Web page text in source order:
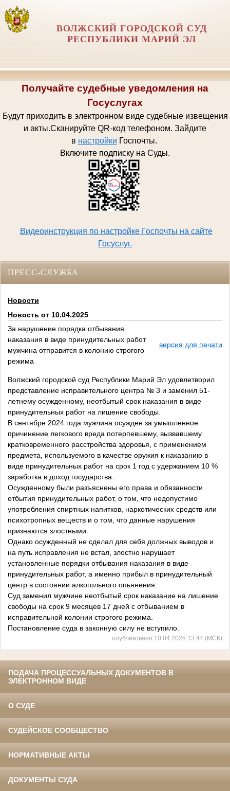
ВОЛЖСКИЙ ГОРОДСКОЙ СУД
РЕСПУБЛИКИ МАРИЙ ЭЛ
Получайте судебные уведомления на
Госуслугах
Будут приходить в электронном виде судебные извещения
и акты.Сканируйте QR-код телефоном. Зайдите
в настройки Госпочты.
Включите подписку на Суды.
Видеоинструкция по настройке Госпочты на сайте
Госуслуг.
ПРЕСС-СЛУЖБА
Новости
Новость от 10.04.2025
За нарушение порядка отбывания
наказания в виде принудительных работ
мужчина отправится в колонию строгого
режима
версия для печати
Волжский городской суд Республики Марий Эл удовлетворил
представление исправительного центра № 3 и заменил 51-
летнему осужденному, неотбытый срок наказания в виде
принудительных работ на лишение свободы.
В сентябре 2024 года мужчина осужден за умышленное
причинение легкового вреда потерпевшему, вызвавшему
кратковременного расстройства здоровья, с применением
предмета, используемого в качестве оружия к наказанию в
виде принудительных работ на срок 1 год с удержанием 10 %
заработка в доход государства.
Осужденному были разъяснены его права и обязанности
отбытия принудительных работ, о том, что недопустимо
употребления спиртных напитков, наркотических средств или
психотропных веществ и о том, что данные нарушения
признаются злостными.
Однако осужденный не сделал для себя должных выводов и
на путь исправления не встал, злостно нарушает
установленные порядки отбывания наказания в виде
принудительных работ, а именно прибыл в принудительный
центр в состоянии алкогольного опьянения.
Суд заменил мужчине неотбытый срок наказание на лишение
свободы на срок 9 месяцев 17 дней с отбыванием в
исправительной колонии строгого режима.
Постановление суда в законную силу не вступило.
опубликовано 10.04.2025 13:44 (МСК)
ПОДАЧА ПРОЦЕССУАЛЬНЫХ ДОКУМЕНТОВ В
ЭЛЕКТРОННОМ ВИДЕ
О СУДЕ
СУДЕЙСКОЕ СООБЩЕСТВО
НОРМАТИВНЫЕ АКТЫ
ДОКУМЕНТЫ СУДА